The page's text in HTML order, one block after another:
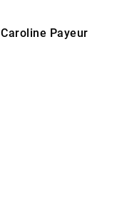
Caroline Payeur